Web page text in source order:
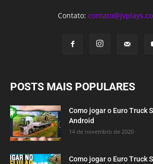
Contato:
POSTS MAIS POPULARES
Como jogar o Euro Truck
Android
14 de novembro de 2020
Como jogar o Euro Truck